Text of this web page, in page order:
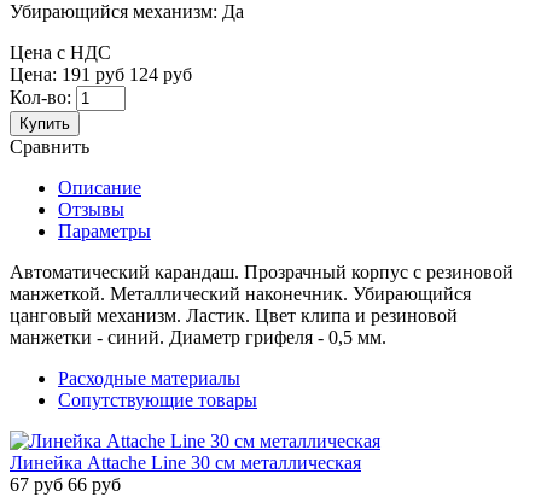
Убирающийся механизм: Да
Цена с НДС
Цена: 191 руб 124 руб
Кол-во:
Купить
Сравнить
Описание
Отзывы
Параметры
Автоматический карандаш. Прозрачный корпус с резиновой
манжеткой. Металлический наконечник. Убирающийся
цанговый механизм. Ластик. Цвет клипа и резиновой
манжетки - синий. Диаметр грифеля - 0,5 мм.
Расходные материалы
Сопутствующие товары
Линейка Attache Line 30 см металлическая
67 руб 66 руб